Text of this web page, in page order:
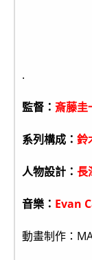
.
監督： 斎藤圭
系列構成： 鈴
人物設計： 長
音樂： Evan
動畫制作：